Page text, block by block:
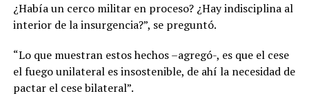
¿Había un cerco militar en proceso? ¿Hay indisciplina al
interior de la insurgencia?”, se preguntó.
“Lo que muestran estos hechos –agregó-, es que el cese
el fuego unilateral es insostenible, de ahí la necesidad de
pactar el cese bilateral”.